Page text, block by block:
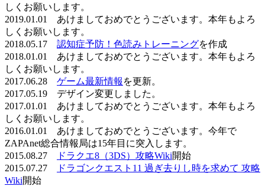
しくお願いします。
2019.01.01 あけましておめでとうございます。本年もよろ
しくお願いします。
2018.05.17 認知症予防！色読みトレーニングを作成
2018.01.01 あけましておめでとうございます。本年もよろ
しくお願いします。
2017.06.28 ゲーム最新情報 を更新。
2017.05.19 デザイン変更しました。
2017.01.01 あけましておめでとうございます。本年もよろ
しくお願いします。
2016.01.01 あけましておめでとうございます。今年で
ZAPAnet総合情報局は15年目に突入します。
2015.08.27
ドラクエ8（3DS）攻略Wiki開始
2015.07.27
ドラゴンクエスト11 過ぎ去りし時を求めて 攻略
Wiki開始